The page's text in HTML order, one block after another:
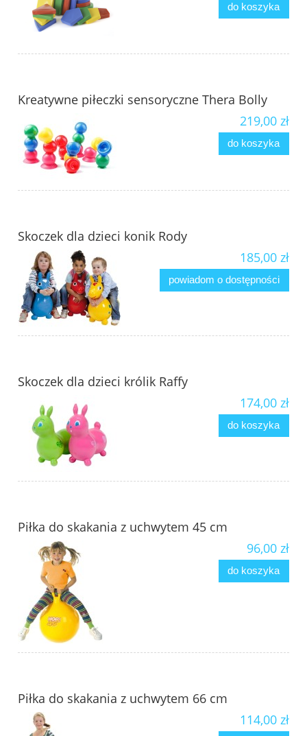
do koszyka
Kreatywne piłeczki sensoryczne Thera Bolly
219,00 zł
do koszyka
Skoczek dla dzieci konik Rody
185,00 zł
powiadom o dostępności
Skoczek dla dzieci królik Raffy
174,00 zł
do koszyka
Piłka do skakania z uchwytem 45 cm
96,00 zł
do koszyka
Piłka do skakania z uchwytem 66 cm
114,00 zł